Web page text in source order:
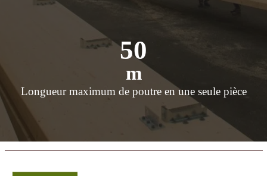
50
m
Longueur maximum de poutre en une seule pièce